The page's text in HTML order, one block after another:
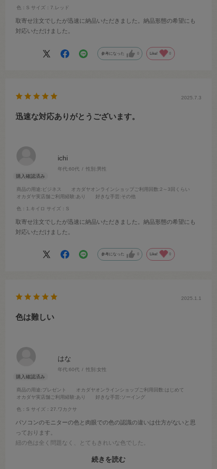
色：S サイズ：7.レッド
取寄せ注文でしたが迅速に納品いただきました。納品形態の希望にも
対応いただけました。
参考になった 0 Like! 0
ichi
年代:60代 性別:男性
商品の用途:ビジネス オカダヤオンラインショップご利用回数:2～3回くらい
オカダヤ実店舗ご利用経験:あり 好きな手芸:その他
色：1.キイロ サイズ：S
2025.7.3
迅速な対応ありがとうございます。
取寄せ注文でしたが迅速に納品いただきました。納品形態の希望にも
対応いただけました。
参考になった 0 Like! 0
はな
年代:60代 性別:女性
商品の用途:プレゼント オカダヤオンラインショップご利用回数:はじめて
オカダヤ実店舗ご利用経験:あり 好きな手芸:ソーイング
色：S サイズ：27.ワカクサ
2025.1.1
色は難しい
パソコンのモニターの色と肉眼での色の認識の違いは仕方がないと思
っております。
紐の色は全く問題なく、とてもきれいな色でした。
続きを読む